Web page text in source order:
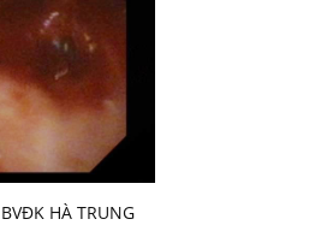
HÀ TRUNG